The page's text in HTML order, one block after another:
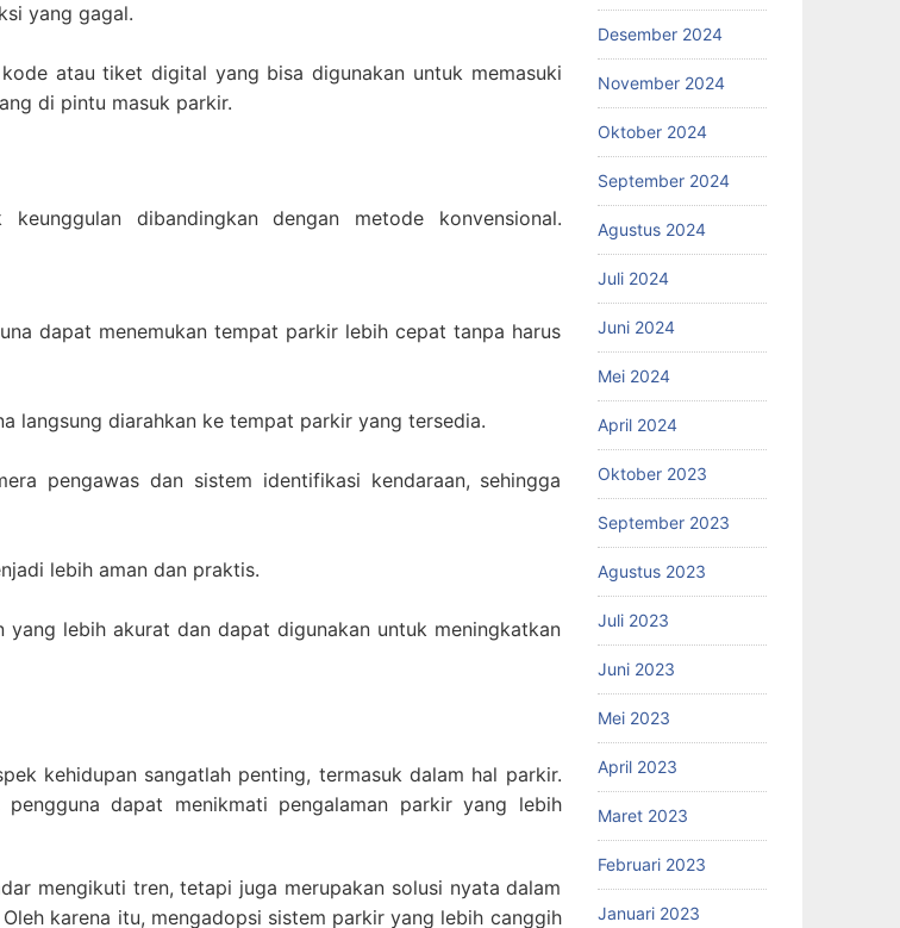
yang gagal.
atau tiket digital yang bisa digunakan untuk memasuki
di pintu masuk parkir.
dibandingkan dengan metode konvensional.
dapat menemukan tempat parkir lebih cepat tanpa harus
langsung diarahkan ke tempat parkir yang tersedia.
pengawas dan sistem identifikasi kendaraan, sehingga
lebih aman dan praktis.
lebih akurat dan dapat digunakan untuk meningkatkan
kehidupan sangatlah penting, termasuk dalam hal parkir.
dapat menikmati pengalaman parkir yang lebih
mengikuti tren, tetapi juga merupakan solusi nyata dalam
karena itu, mengadopsi sistem parkir yang lebih canggih
Desember 2024
November 2024
Oktober 2024
September 2024
Agustus 2024
Juli 2024
Juni 2024
Mei 2024
April 2024
Oktober 2023
September 2023
Agustus 2023
Juli 2023
Juni 2023
Mei 2023
April 2023
Maret 2023
Februari 2023
Januari 2023